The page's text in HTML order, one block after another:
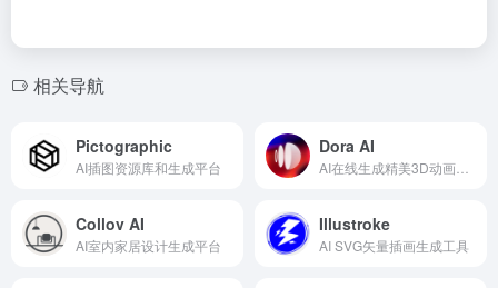
相关导航
Pictographic
AI插图资源库和生成平台
Dora AI
Collov AI
AI室内家居设计生成平台
Illustroke
AI SVG矢量插画生成工具